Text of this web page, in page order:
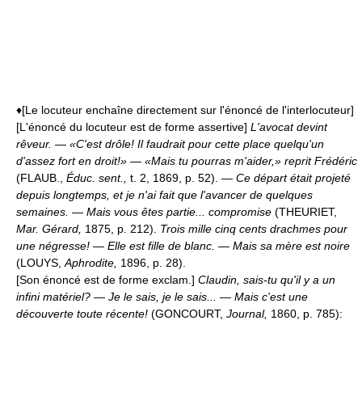
♦[Le locuteur enchaîne directement sur l'énoncé de l'interlocuteur]
[L'énoncé du locuteur est de forme assertive] L'avocat devint
rêveur. — «C'est drôle! Il faudrait pour cette place quelqu'un
d'assez fort en droit!» — «Mais tu pourras m'aider,» reprit Frédéric
(FLAUB., Éduc. sent., t. 2, 1869, p. 52). — Ce départ était projeté
depuis longtemps, et je n'ai fait que l'avancer de quelques
semaines. — Mais vous êtes partie... compromise (THEURIET,
Mar. Gérard, 1875, p. 212). Trois mille cinq cents drachmes pour
une négresse! — Elle est fille de blanc. — Mais sa mère est noire
(LOUYS, Aphrodite, 1896, p. 28).
[Son énoncé est de forme exclam.] Claudin, sais-tu qu'il y a un
infini matériel? — Je le sais, je le sais... — Mais c'est une
découverte toute récente! (GONCOURT, Journal, 1860, p. 785):